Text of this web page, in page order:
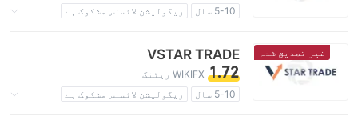
5-10 سال
ریگولیشن لائسنس مشکوک ہے
برطانیہ ریگولیشن کا جعلی دعویٰ
اعلیٰ سطح کے خطرات
غیر تصدیق شدہ VSTAR TRADE
1.72 WIKIFX ریٹنگ
5-10 سال
ریگولیشن لائسنس مشکوک ہے